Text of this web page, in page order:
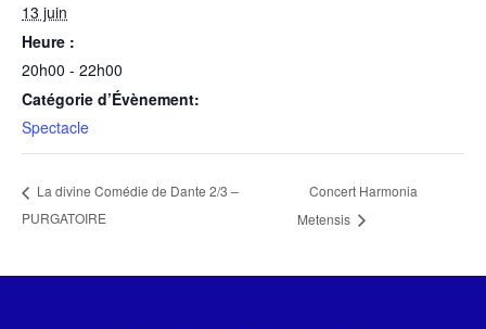
13 juin
Heure :
20h00 - 22h00
Catégorie d’Évènement:
Spectacle
La divine Comédie de Dante 2/3 –
PURGATOIRE
Concert Harmonia
Metensis